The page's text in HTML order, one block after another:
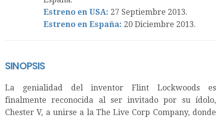
Estreno en USA: 27 Septiembre 2013.
Estreno en España: 20 Diciembre 2013.
SINOPSIS
La genialidad del inventor Flint Lockwoods es
finalmente reconocida al ser invitado por su ídolo,
Chester V, a unirse a la The Live Corp Company, donde